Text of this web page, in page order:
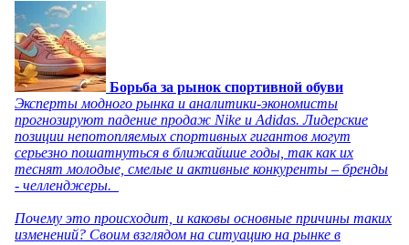
Борьба за рынок спортивной обуви
Эксперты модного рынка и аналитики-экономисты
прогнозируют падение продаж Nike и Adidas. Лидерские
позиции непотопляемых спортивных гигантов могут
серьезно пошатнуться в ближайшие годы, так как их
теснят молодые, смелые и активные конкуренты – бренды
- челленджеры.
Почему это происходит, и каковы основные причины таких
изменений? Своим взглядом на ситуацию на рынке в